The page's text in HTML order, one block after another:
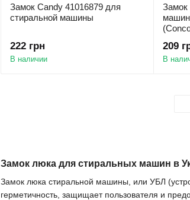
Замок люка для стиральных машин в
Замок люка стиральной машины, или УБЛ
герметичность, защищает пользователя и
Замок Candy 41016879 для
стиральной машины
222 грн
В наличии
Замок
209
В